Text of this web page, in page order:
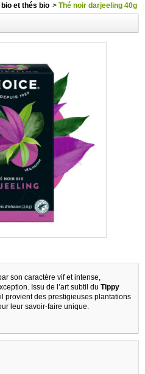
et thés bio > Thé noir darjeeling 40g
son caractère vif et intense,
Issu de l’art subtil du Tippy
provient des prestigieuses plantations
leur savoir-faire unique.